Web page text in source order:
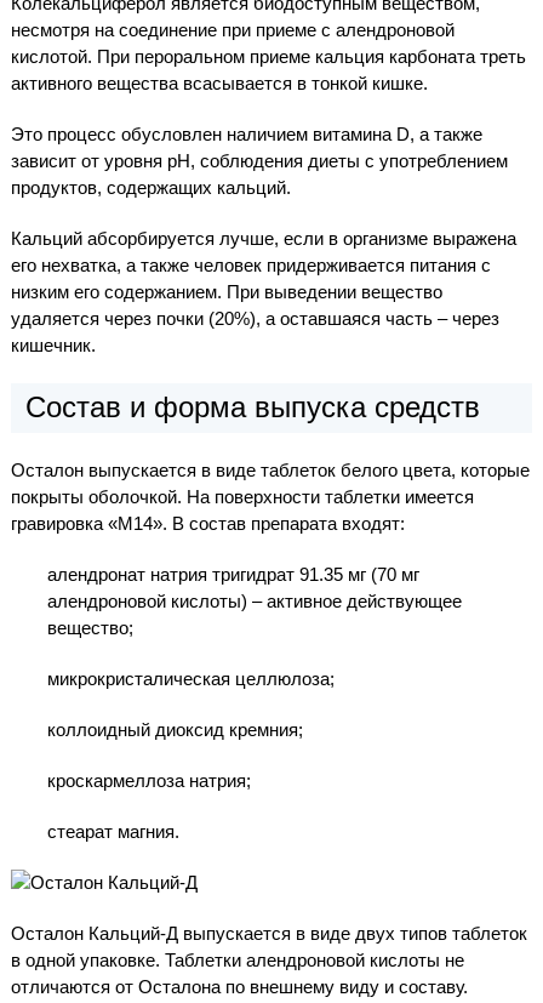
несмотря на соединение при приеме с алендроновой
кислотой. При пероральном приеме кальция карбоната треть
активного вещества всасывается в тонкой кишке.
Это процесс обусловлен наличием витамина D, а также
зависит от уровня pH, соблюдения диеты с употреблением
продуктов, содержащих кальций.
Кальций абсорбируется лучше, если в организме выражена
его нехватка, а также человек придерживается питания с
низким его содержанием. При выведении вещество
удаляется через почки (20%), а оставшаяся часть – через
кишечник.
Состав и форма выпуска средств
Осталон выпускается в виде таблеток белого цвета, которые
покрыты оболочкой. На поверхности таблетки имеется
гравировка «М14». В состав препарата входят:
алендронат натрия тригидрат 91.35 мг (70 мг
алендроновой кислоты) – активное действующее
вещество;
микрокристалическая целлюлоза;
коллоидный диоксид кремния;
кроскармеллоза натрия;
стеарат магния.
Осталон Кальций-Д выпускается в виде двух типов таблеток
в одной упаковке. Таблетки алендроновой кислоты не
отличаются от Осталона по внешнему виду и составу.